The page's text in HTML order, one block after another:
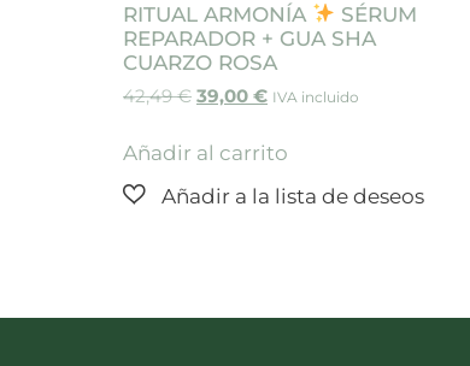
RITUAL ARMONÍA
SÉRUM
REPARADOR + GUA SHA
CUARZO ROSA
42,49€ 39,00 € IVA incluido
Añadir al carrito